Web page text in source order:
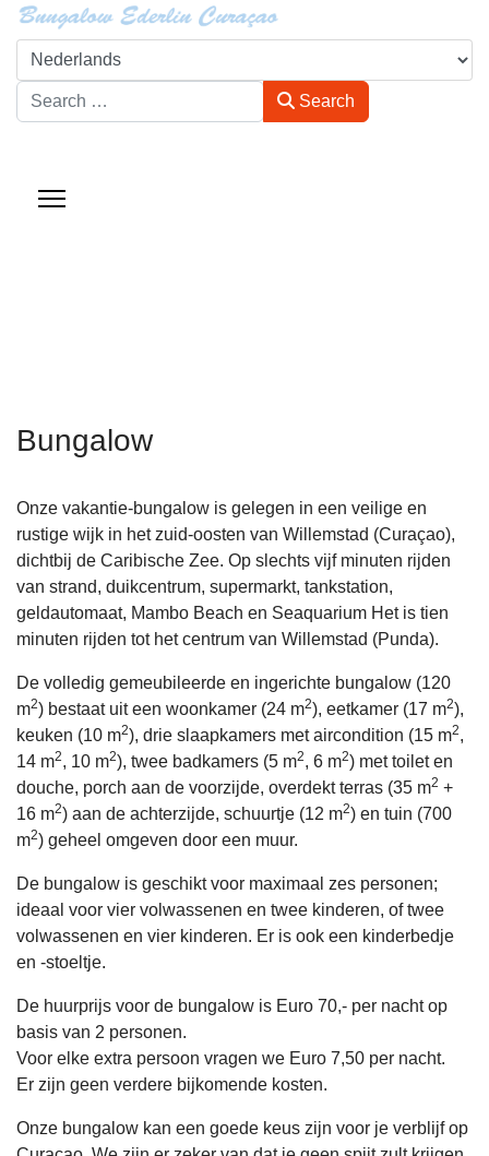
Search Search
Bungalow
Onze vakantie-bungalow is gelegen in een veilige en
rustige wijk in het zuid-oosten van Willemstad (Curaçao),
dichtbij de Caribische Zee. Op slechts vijf minuten rijden
van strand, duikcentrum, supermarkt, tankstation,
geldautomaat, Mambo Beach en Seaquarium Het is tien
minuten rijden tot het centrum van Willemstad (Punda).
De volledig gemeubileerde en ingerichte bungalow (120
m2) bestaat uit een woonkamer (24 m2), eetkamer (17 m2),
keuken (10 m2), drie slaapkamers met aircondition (15 m2,
14 m2, 10 m2), twee badkamers (5 m2, 6 m2) met toilet en
douche, porch aan de voorzijde, overdekt terras (35 m2 +
16 m2) aan de achterzijde, schuurtje (12 m2) en tuin (700
m2) geheel omgeven door een muur.
De bungalow is geschikt voor maximaal zes personen;
ideaal voor vier volwassenen en twee kinderen, of twee
volwassenen en vier kinderen. Er is ook een kinderbedje
en -stoeltje.
De huurprijs voor de bungalow is Euro 70,- per nacht op
basis van 2 personen.
Voor elke extra persoon vragen we Euro 7,50 per nacht.
Er zijn geen verdere bijkomende kosten.
Onze bungalow kan een goede keus zijn voor je verblijf op